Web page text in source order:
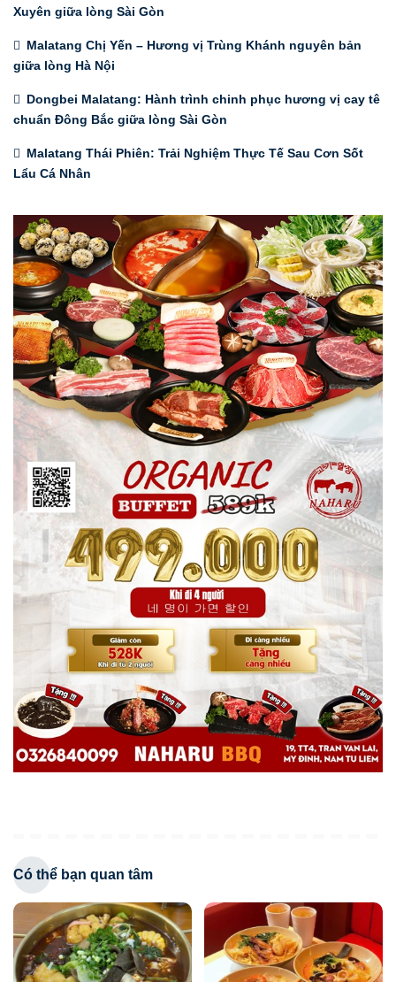
Xuyên giữa lòng Sài Gòn
Malatang Chị Yến – Hương vị Trùng Khánh nguyên bản
giữa lòng Hà Nội
Dongbei Malatang: Hành trình chinh phục hương vị cay tê
chuẩn Đông Bắc giữa lòng Sài Gòn
Malatang Thái Phiên: Trải Nghiệm Thực Tế Sau Cơn Sốt
Lẩu Cá Nhân
Có thể bạn quan tâm